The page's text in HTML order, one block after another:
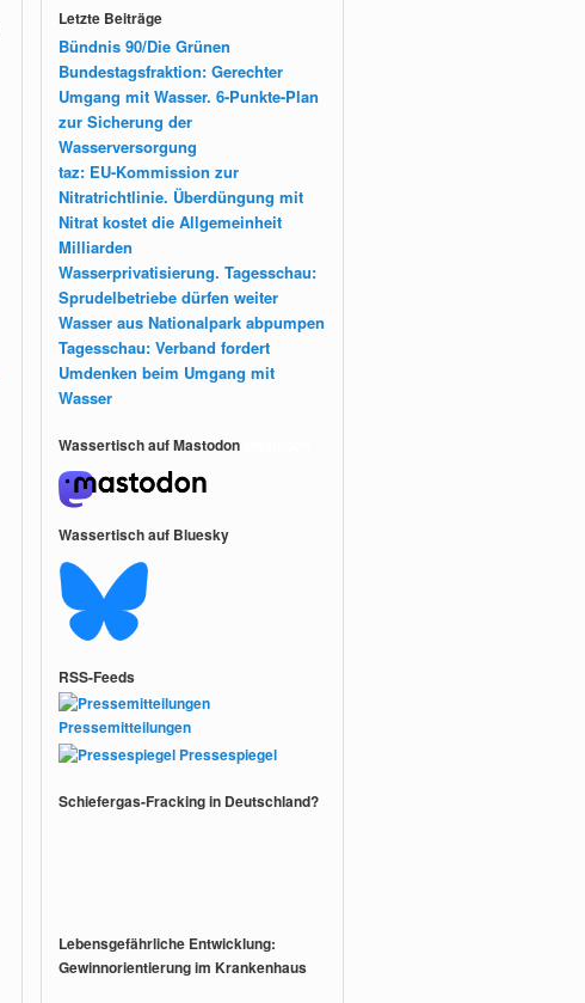
Letzte Beiträge
Bündnis 90/Die Grünen
Bundestagsfraktion: Gerechter
Umgang mit Wasser. 6-Punkte-Plan
zur Sicherung der
Wasserversorgung
taz: EU-Kommission zur
Nitratrichtlinie. Überdüngung mit
Nitrat kostet die Allgemeinheit
Milliarden
Wasserprivatisierung. Tagesschau:
Sprudelbetriebe dürfen weiter
Wasser aus Nationalpark abpumpen
Tagesschau: Verband fordert
Umdenken beim Umgang mit
Wasser
Wassertisch auf Mastodon
Wassertisch auf Bluesky
RSS-Feeds
Pressemitteilungen
Pressespiegel
Schiefergas-Fracking in Deutschland?
Lebensgefährliche Entwicklung:
Gewinnorientierung im Krankenhaus